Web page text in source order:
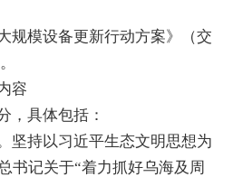
规模设备更新行动方案》（交
容
，具体包括：
坚持以习近平生态文明思想为
书记关于“着力抓好乌海及周